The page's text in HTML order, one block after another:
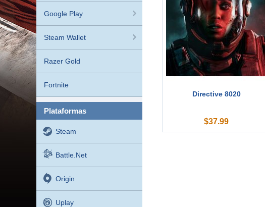
Google Play
Steam Wallet
Razer Gold
Fortnite
plataformas
Steam
Battle.net
Origin
Uplay
Directive 8020
$37.99